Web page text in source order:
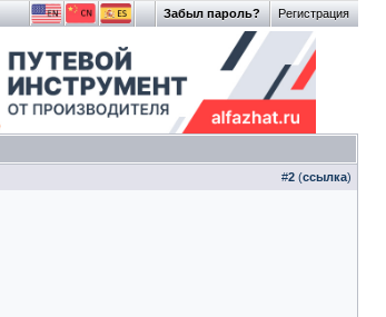
Регистрация
Забыл пароль?
#2 (ссылка)